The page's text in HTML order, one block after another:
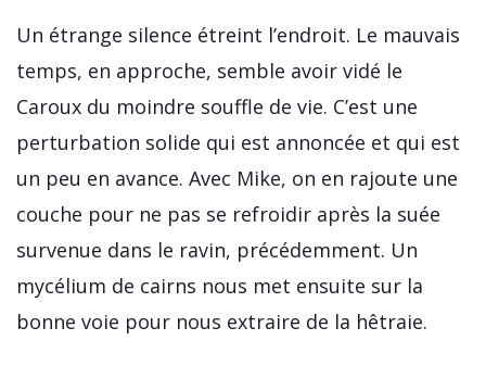
Un étrange silence étreint l’endroit. Le mauvais
temps, en approche, semble avoir vidé le
Caroux du moindre souffle de vie. C’est une
perturbation solide qui est annoncée et qui est
un peu en avance. Avec Mike, on en rajoute une
couche pour ne pas se refroidir après la suée
survenue dans le ravin, précédemment. Un
mycélium de cairns nous met ensuite sur la
bonne voie pour nous extraire de la hêtraie.